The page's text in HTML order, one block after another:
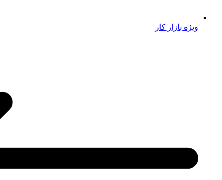
ویژه بازار کار